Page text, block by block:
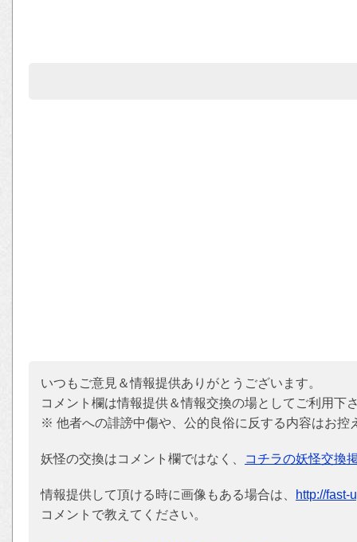
いつもご意見＆情報提供ありがとうございます。
コメント欄は情報提供＆情報交換の場としてご利用下
※ 他者への誹謗中傷や、公的良俗に反する内容はお控
妖怪の交換はコメント欄ではなく、 コチラの妖怪交換
情報提供して頂ける時に画像もある場合は、
http://fast-
コメントで教えてください。